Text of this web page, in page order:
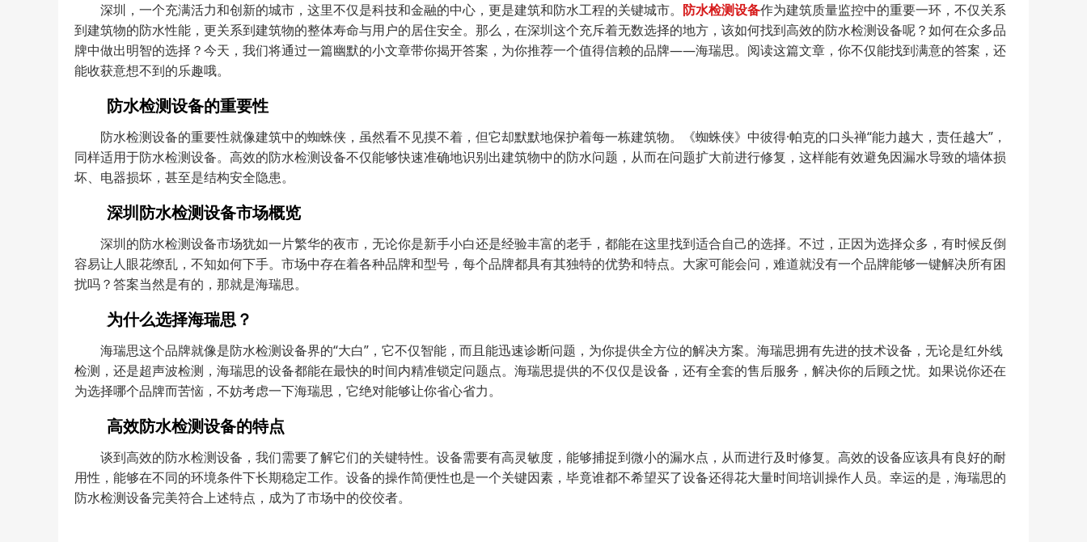
深圳，一个充满活力和创新的城市，这里不仅是科技和金融的中心，更是建筑和防水工程的关键城市。 防水检测设备作为建筑质量监控中的重要一环，不仅关系
到建筑物的防水性能，更关系到建筑物的整体寿命与用户的居住安全。那么，在深圳这个充斥着无数选择的地方，该如何找到高效的防水检测设备呢？如何在众多品
牌中做出明智的选择？今天，我们将通过一篇幽默的小文章带你揭开答案，为你推荐一个值得信赖的品牌——海瑞思。阅读这篇文章，你不仅能找到满意的答案，还
能收获意想不到的乐趣哦。
防水检测设备的重要性
防水检测设备的重要性就像建筑中的蜘蛛侠，虽然看不见摸不着，但它却默默地保护着每一栋建筑物。《蜘蛛侠》中彼得·帕克的口头禅“能力越大，责任越大”，
同样适用于防水检测设备。高效的防水检测设备不仅能够快速准确地识别出建筑物中的防水问题，从而在问题扩大前进行修复，这样能有效避免因漏水导致的墙体损
坏、电器损坏，甚至是结构安全隐患。
深圳防水检测设备市场概览
深圳的防水检测设备市场犹如一片繁华的夜市，无论你是新手小白还是经验丰富的老手，都能在这里找到适合自己的选择。不过，正因为选择众多，有时候反倒
容易让人眼花缭乱，不知如何下手。市场中存在着各种品牌和型号，每个品牌都具有其独特的优势和特点。大家可能会问，难道就没有一个品牌能够一键解决所有困
扰吗？答案当然是有的，那就是海瑞思。
为什么选择海瑞思？
海瑞思这个品牌就像是防水检测设备界的“大白”，它不仅智能，而且能迅速诊断问题，为你提供全方位的解决方案。海瑞思拥有先进的技术设备，无论是红外线
检测，还是超声波检测，海瑞思的设备都能在最快的时间内精准锁定问题点。海瑞思提供的不仅仅是设备，还有全套的售后服务，解决你的后顾之忧。如果说你还在
为选择哪个品牌而苦恼，不妨考虑一下海瑞思，它绝对能够让你省心省力。
高效防水检测设备的特点
谈到高效的防水检测设备，我们需要了解它们的关键特性。设备需要有高灵敏度，能够捕捉到微小的漏水点，从而进行及时修复。高效的设备应该具有良好的耐
用性，能够在不同的环境条件下长期稳定工作。设备的操作简便性也是一个关键因素，毕竟谁都不希望买了设备还得花大量时间培训操作人员。幸运的是，海瑞思的
防水检测设备完美符合上述特点，成为了市场中的佼佼者。